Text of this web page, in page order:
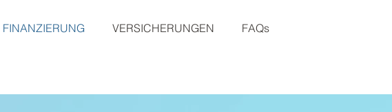
FINANZIERUNG VERSICHERUNGEN FAQs